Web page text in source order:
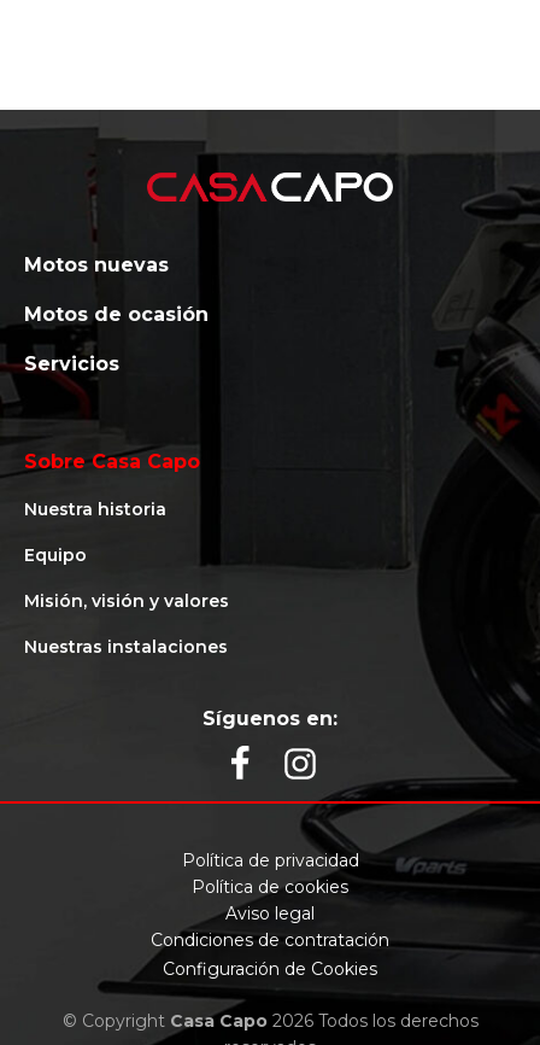
Motos nuevas
Motos de ocasión
Servicios
Sobre Casa Capo
Nuestra historia
Equipo
Misión, visión y valores
Nuestras instalaciones
Síguenos en:
© Copyright Casa Capo2026 Todos los derechos
Política de privacidad
Política de cookies
Aviso legal
Condiciones de contratación
Configuración de Cookies